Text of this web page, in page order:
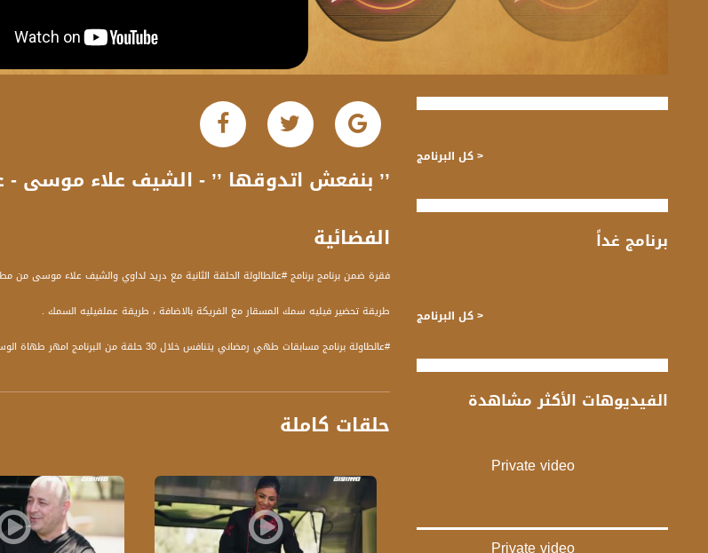
الفضائية
فقرة ضمن برنامج برنامج #عالطالولة الحلقة الثانية مع دريد لداوي والشيف علاء موسى
طريقة تحضير فيليه سمك المسقار مع الفريكة بالاضافة ، طريقة عملفيليه السمك .
#عالطاولة برنامج مسابقات طهي رمضاني
قناة مساواة الفضائية، صوت فلسطينيي الداخل - لاول مرة منذ ٧٠ عا
Downlink frequency - الترد :
12645 MHZ
حلقات كاملة
< كل البرنامج
برنامج غداً
< كل البرنامج
الفيديوهات الأكثر مشاهدة
Private video